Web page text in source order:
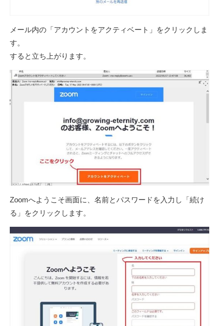
メール内の「アカウントをアクティベート」をクリックしま
す。
すると立ち上がります。
Zoomへようこそ画面に、名前とパスワードを入力し「続け
る」をクリックします。